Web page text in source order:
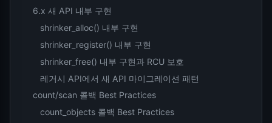
6.x 새 API 내부 구현
shrinker_alloc() 내부 구현
shrinker_register() 내부 구현
shrinker_free() 내부 구현과 RCU 보호
레거시 API에서 새 API 마이그레이션 패턴
count/scan 콜백 Best Practices
count_objects 콜백 Best Practices